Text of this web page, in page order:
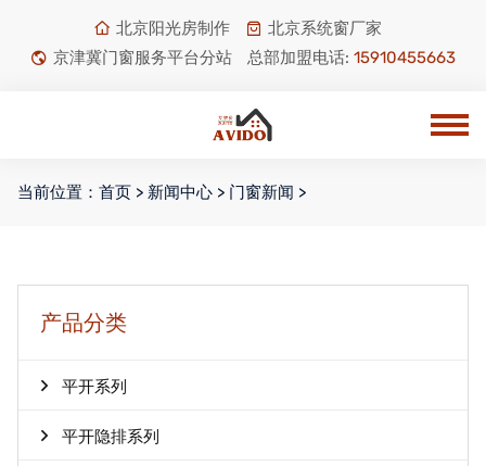
北京阳光房制作
北京系统窗厂家
京津冀门窗服务平台分站
总部加盟电话: 15910455663
当前位置： 首页 > 新闻中心 > 门窗新闻 >
产品分类
平开系列
平开隐排系列